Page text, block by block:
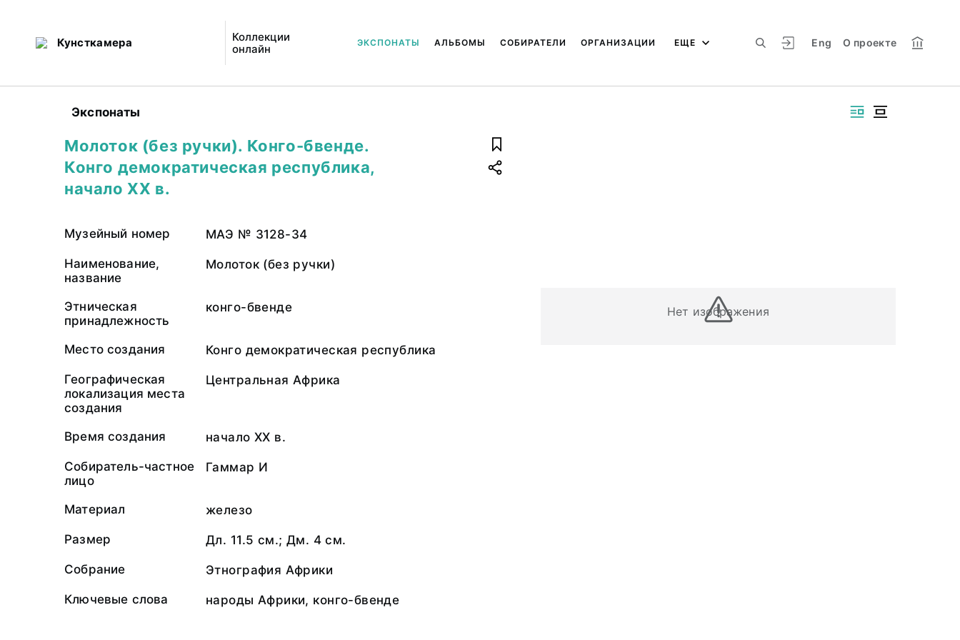
Кунсткамера
Коллекции
онлайн
Eng О проекте
ЭКСПОНАТЫ АЛЬБОМЫ СОБИРАТЕЛИ ОРГАНИЗАЦИИ ЕЩЕ
Экспонаты
Нет изображения
Молоток (без ручки). Конго-бвенде.
Конго демократическая республика,
начало XX в.
Музейный номер МАЭ № 3128-34
Наименование,
название
Молоток (без ручки)
Этническая
принадлежность
конго-бвенде
Место создания Конго демократическая республика
Географическая
локализация места
создания
Центральная Африка
Время создания начало XX в.
Собиратель-частное
лицо
Гаммар И
Материал железо
Размер Дл. 11.5 см.; Дм. 4 см.
Собрание Этнография Африки
Ключевые слова народы Африки, конго-бвенде